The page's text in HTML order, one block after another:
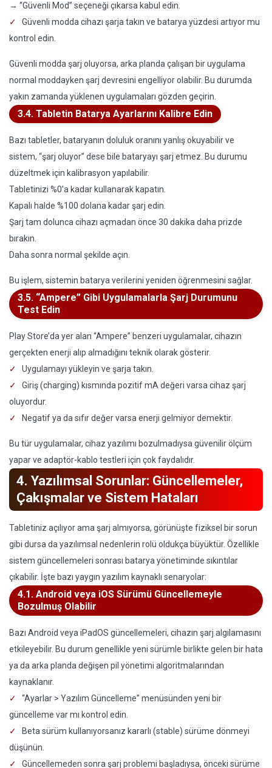
→ “Güvenli Mod” seçeneği çıkarsa kabul edin.
Güvenli modda cihazı şarja takın ve batarya yüzdesi artıyor mu
kontrol edin.
Güvenli modda şarj oluyorsa, arka planda çalışan bir uygulama
normal moddayken şarj devresini engelliyor olabilir. Bu durumda
yakın zamanda yüklenen uygulamaları gözden geçirin.
3.4. Tabletin Batarya Ayarlarını Kalibre Edin
Bazı tabletler, bataryanın doluluk oranını yanlış okuyabilir ve
sistem, “şarj oluyor” dese bile bataryayı şarj etmez. Bu durumu
düzeltmek için kalibrasyon yapılabilir.
Tabletinizi %0’a kadar kullanarak kapatın.
Kapalı halde %100 dolana kadar şarj edin.
Şarj tam dolunca cihazı açmadan önce 30 dakika daha prizde
bırakın.
Daha sonra normal şekilde açın.
Bu işlem, sistemin batarya verilerini yeniden öğrenmesini sağlar.
3.5. “Ampere” Gibi Uygulamalarla Şarj Durumunu
Test Edin
Play Store’da yer alan “Ampere” benzeri uygulamalar, cihazın
gerçekten enerji alıp almadığını teknik olarak gösterir.
Uygulamayı yükleyin ve şarja takın.
Giriş (charging) kısmında pozitif mA değeri varsa cihaz şarj
oluyordur.
Negatif ya da sıfır değer varsa enerji gelmiyor demektir.
Bu tür uygulamalar, cihaz yazılımı bozulmadıysa güvenilir ölçüm
yapar ve adaptör-kablo testleri için çok faydalıdır.
4. Yazılımsal Sorunlar: Güncellemeler,
Çakışmalar ve Sistem Hataları
Tabletiniz açılıyor ama şarj almıyorsa, görünüşte fiziksel bir sorun
gibi dursa da yazılımsal nedenlerin rolü oldukça büyüktür. Özellikle
sistem güncellemeleri sonrası batarya yönetiminde sıkıntılar
çıkabilir. İşte bazı yaygın yazılım kaynaklı senaryolar:
4.1. Android veya iOS Sürümü Güncellemeyle
Bozulmuş Olabilir
Bazı Android veya iPadOS güncellemeleri, cihazın şarj algılamasını
etkileyebilir. Bu durum genellikle yeni sürümle birlikte gelen bir hata
ya da arka planda değişen pil yönetimi algoritmalarından
kaynaklanır.
“Ayarlar > Yazılım Güncelleme” menüsünden yeni bir
güncelleme var mı kontrol edin.
Beta sürüm kullanıyorsanız kararlı (stable) sürüme dönmeyi
düşünün.
Güncellemeden sonra şarj problemi başladıysa, önceki sürüme